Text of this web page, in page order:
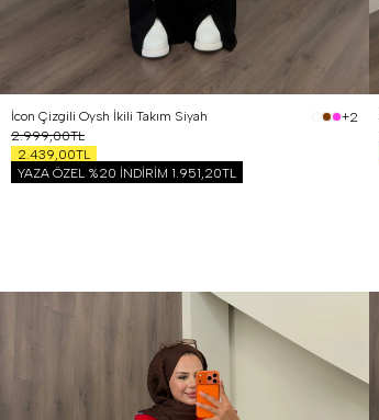
İcon Çizgili Oysh İkili Takım Siyah
+2
2.999,00TL
2.439,00TL
YAZA ÖZEL %20 İNDİRİM 1.951,20TL